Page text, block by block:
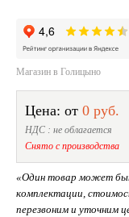
Магазин в Голицыно
Цена: от 0 руб.
НДС : не облагается
Снято с производства
«Один товар может
комплектации,
перезвоним и уточним